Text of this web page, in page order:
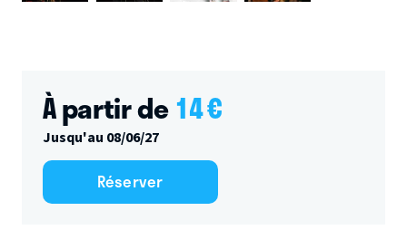
À partir de14€
Jusqu'au 08/06/27
Réserver